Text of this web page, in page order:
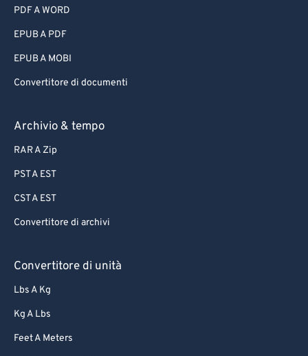
PDF A WORD
EPUB A PDF
EPUB A MOBI
Convertitore di documenti
Archivio & tempo
RAR A Zip
PST A EST
CST A EST
Convertitore di archivi
Convertitore di unità
Lbs A Kg
Kg A Lbs
Feet A Meters